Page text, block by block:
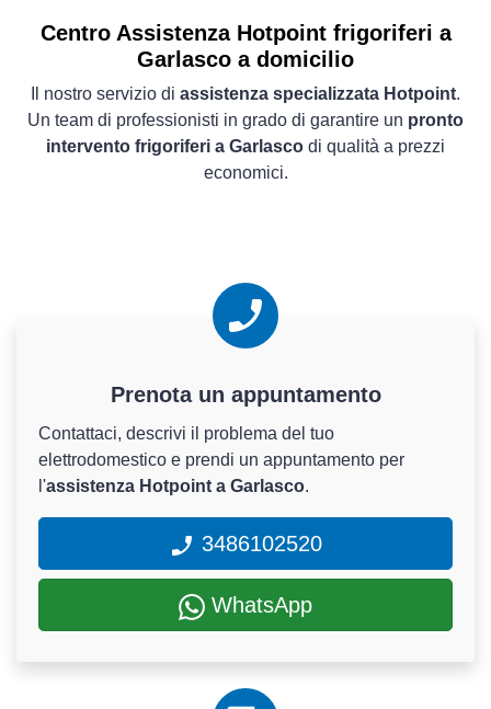
Centro Assistenza Hotpoint frigoriferi a
Garlasco a domicilio
Il nostro servizio di assistenza specializzata Hotpoint.
Un team di professionisti in grado di garantire un pronto
intervento frigoriferi a Garlasco di qualità a prezzi
economici.
Prenota un appuntamento
Contattaci, descrivi il problema del tuo
elettrodomestico e prendi un appuntamento per
l'assistenza Hotpoint a Garlasco.
3486102520
WhatsApp